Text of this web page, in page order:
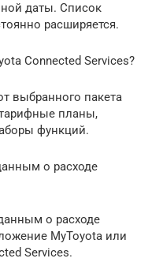
даты. Список
расширяется.
Connected Services?
выбранного пакета
планы,
функций.
о расходе
о расходе
MyToyota или
Services.